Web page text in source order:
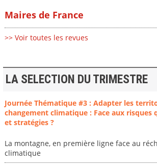
Maires de France
>> Voir toutes les revues
LA SELECTION DU TRIMESTRE
Journée Thématique #3 : Adapter les
changement climatique : Face aux risques
et stratégies ?
La montagne, en première ligne face au
climatique